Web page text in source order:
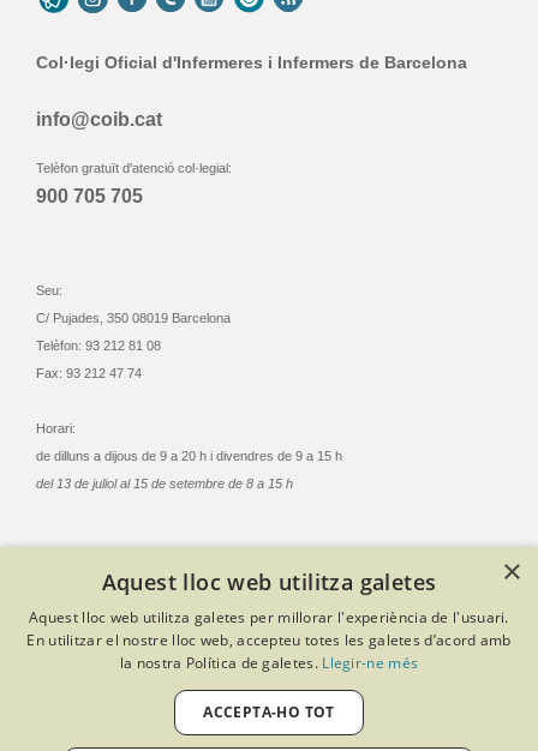
Col·legi Oficial d'Infermeres i Infermers de Barcelona
info@coib.cat
Telèfon gratuït d'atenció col·legial:
900 705 705
Seu:
C/ Pujades, 350 08019 Barcelona
Telèfon: 93 212 81 08
Fax: 93 212 47 74
Horari:
de dilluns a dijous de 9 a 20 h i divendres de 9 a 15 h
del 13 de juliol al 15 de setembre de 8 a 15 h
© Col·legi Oficial Infermeres i Infermers de Barcelona
Criteris de privacitat
Política de cookies
Avís legal
Política de protecció de dades
Política de qualitat
Desenvolupat amb Softeng Portal Builder
×
Aquest lloc web utilitza galetes
Aquest lloc web utilitza galetes per millorar l'experiència de l'usuari.
En utilitzar el nostre lloc web, accepteu totes les galetes d’acord amb
la nostra Política de galetes. Llegir-ne més
ACCEPTA-HO TOT